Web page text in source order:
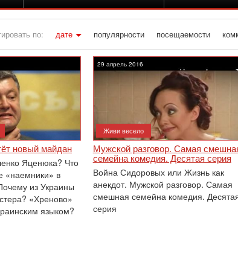
по: дате популярности посещаемости
» Материалы за 29.04.2016
новый майдан
Яценюка? Что
«наемники» в
из Украины
«Хреново»
языком?
29 апрель 2016
Живи весело
Мужской разговор. Самая
семейна комедия. Десятая серия
Война Сидоровых или Жизнь как
анекдот. Мужской разговор. Самая
смешная семейна комедия.
серия